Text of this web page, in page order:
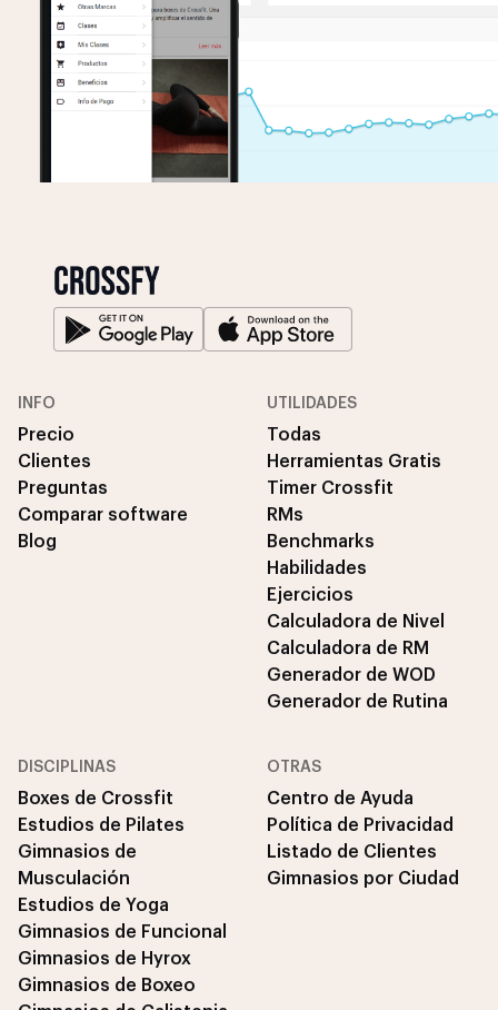
INFO
Precio
Clientes
Preguntas
Comparar software
Blog
UTILIDADES
Todas
Herramientas Gratis
Timer Crossfit
RMs
Benchmarks
Habilidades
Ejercicios
Calculadora de Nivel
Calculadora de RM
Generador de WOD
Generador de Rutina
DISCIPLINAS
Boxes de Crossfit
Estudios de Pilates
Gimnasios de
Musculación
Estudios de Yoga
Gimnasios de Funcional
Gimnasios de Hyrox
Gimnasios de Boxeo
OTRAS
Centro de Ayuda
Política de Privacidad
Listado de Clientes
Gimnasios por Ciudad